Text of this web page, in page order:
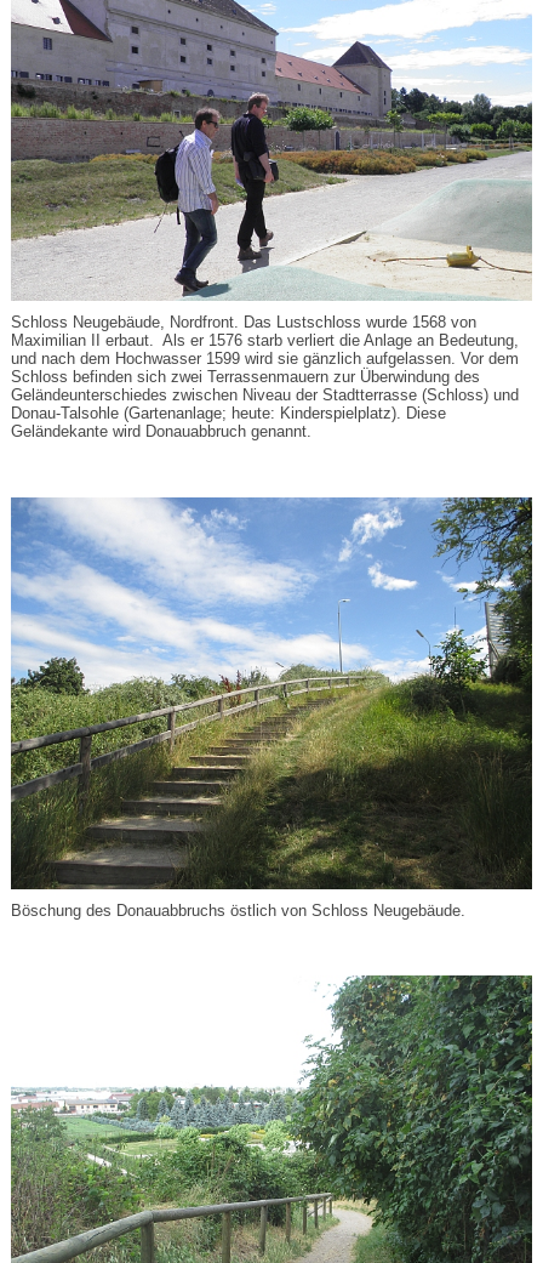
Schloss Neugebäude, Nordfront. Das Lustschloss wurde 1568 von
Maximilian II erbaut. Als er 1576 starb verliert die Anlage an Bedeutung,
und nach dem Hochwasser 1599 wird sie gänzlich aufgelassen. Vor dem
Schloss befinden sich zwei Terrassenmauern zur Überwindung des
Geländeunterschiedes zwischen Niveau der Stadtterrasse (Schloss) und
Donau-Talsohle (Gartenanlage; heute: Kinderspielplatz). Diese
Geländekante wird Donauabbruch genannt.
Böschung des Donauabbruchs östlich von Schloss Neugebäude.